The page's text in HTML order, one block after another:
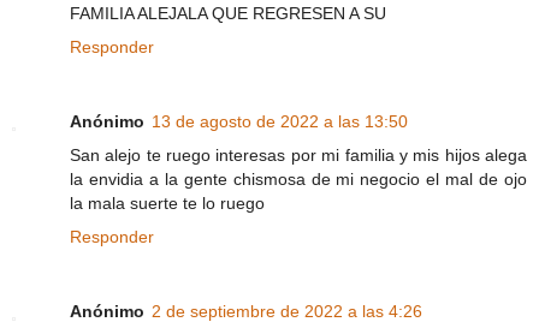
FAMILIA ALEJALA QUE REGRESEN A SU
Responder
Anónimo 13 de agosto de 2022 a las 13:50
San alejo te ruego interesas por mi familia y mis hijos alega
la envidia a la gente chismosa de mi negocio el mal de ojo
la mala suerte te lo ruego
Responder
Anónimo 2 de septiembre de 2022 a las 4:26